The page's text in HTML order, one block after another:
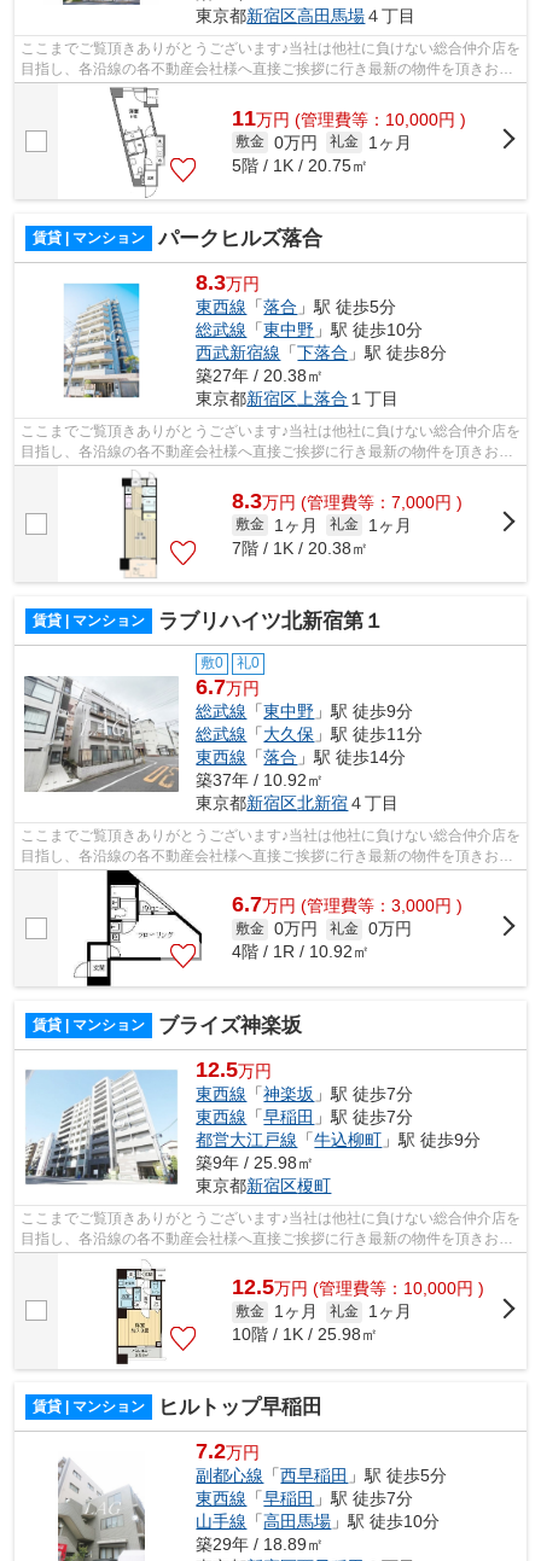
東京都新宿区高田馬場４丁目
ここまでご覧頂きありがとうございます♪当社は他社に負けない総合仲介店を
目指し、各沿線の各不動産会社様へ直接ご挨拶に行き最新の物件を頂きお客
様へ提供しております！最新の情報は...
11万円 (管理費等：10,000円 )
敷金 0万円 礼金
1ヶ月
5階 / 1K / 20.75㎡
賃貸 | マンション パークヒルズ落合
8.3万円
東西線 「落合 」駅 徒歩5分
総武線 「東中野 」駅 徒歩10分
西武新宿線 「下落合 」駅 徒歩8分
築27年 / 20.38㎡
東京都新宿区 上落合 １丁目
ここまでご覧頂きありがとうございます♪当社は他社に負けない総合仲介店を
目指し、各沿線の各不動産会社様へ直接ご挨拶に行き最新の物件を頂きお客
様へ提供しております！最新の情報は...
8.3万円 (管理費等：7,000円 )
敷金 1ヶ月 礼金
1ヶ月
7階 / 1K / 20.38㎡
賃貸 | マンション ラブリハイツ北新宿第１
敷0 礼0
6.7万円
総武線 「東中野 」駅 徒歩9分
総武線 「大久保 」駅 徒歩11分
東西線 「落合 」駅 徒歩14分
築37年 / 10.92㎡
東京都新宿区北新宿４丁目
ここまでご覧頂きありがとうございます♪当社は他社に負けない総合仲介店を
目指し、各沿線の各不動産会社様へ直接ご挨拶に行き最新の物件を頂きお客
様へ提供しております！最新の情報は...
6.7万円 (管理費等：3,000円 )
敷金 0万円 礼金 0万円
4階 / 1R / 10.92㎡
賃貸 | マンション ブライズ神楽坂
12.5万円
東西線 「神楽坂 」駅 徒歩7分
東西線 「早稲田 」駅 徒歩7分
都営大江戸線 「牛込柳町 」駅 徒歩9分
築9年 / 25.98㎡
東京都新宿区榎町
ここまでご覧頂きありがとうございます♪当社は他社に負けない総合仲介店を
目指し、各沿線の各不動産会社様へ直接ご挨拶に行き最新の物件を頂きお客
様へ提供しております！最新の情報は...
12.5万円 (管理費等：10,000円 )
敷金 1ヶ月 礼金
1ヶ月
10階 / 1K / 25.98㎡
賃貸 | マンション ヒルトップ早稲田
7.2万円
副都心線 「西早稲田 」駅 徒歩5分
東西線 「早稲田 」駅 徒歩7分
山手線 「高田馬場 」駅 徒歩10分
築29年 / 18.89㎡